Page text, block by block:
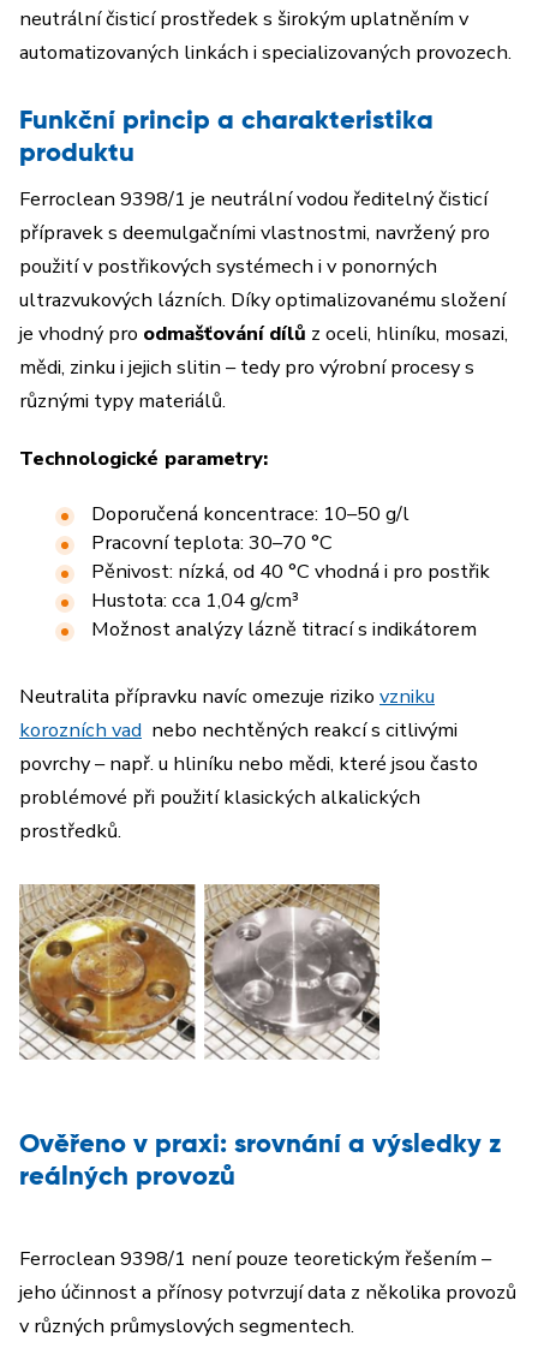
neutrální čisticí prostředek s širokým uplatněním v
automatizovaných linkách i specializovaných provozech.
Funkční princip a charakteristika
produktu
Ferroclean 9398/1 je neutrální vodou ředitelný čisticí
přípravek s deemulgačními vlastnostmi, navržený pro
použitív postřikových systémech i v ponorných
ultrazvukových lázních. Díky optimalizovanému složení
je vhodný pro odmašťování dílů z oceli, hliníku, mosazi,
mědi, zinku i jejich slitin – tedy pro výrobní procesys
různými typy materiálů.
Technologické parametry:
Doporučená koncentrace: 10–50 g/l
Pracovní teplota: 30–70 °C
Pěnivost: nízká, od 40 °C vhodná i pro postřik
Hustota: cca 1,04 g/cm³
Možnost analýzy lázně titrací s indikátorem
Neutralita přípravku navíc omezuje riziko vzniku
korozních vad nebo nechtěných reakcí s citlivými
povrchy – např. u hliníku nebo mědi, které jsou často
problémové při použití klasických alkalických
prostředků.
Ověřeno v praxi: srovnání a výsledky z
reálných provozů
Ferroclean 9398/1 není pouze teoretickým řešením –
jeho účinnost a přínosy potvrzují data z několika provozů
v různých průmyslových segmentech.